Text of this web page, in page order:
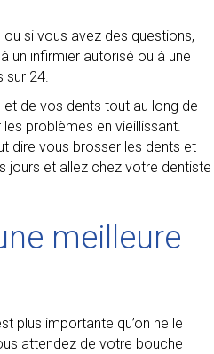
si vous avez des questions,
un infirmier autorisé ou à une
sur 24.
de vos dents tout au long de
problèmes en vieillissant.
dire vous brosser les dents et
jours et allez chez votre dentiste
meilleure
plus importante qu’on ne le
attendez de votre bouche